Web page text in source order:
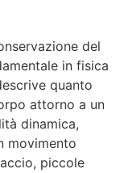
del
in fisica
quanto
attorno a un
dinamica,
movimento
piccole